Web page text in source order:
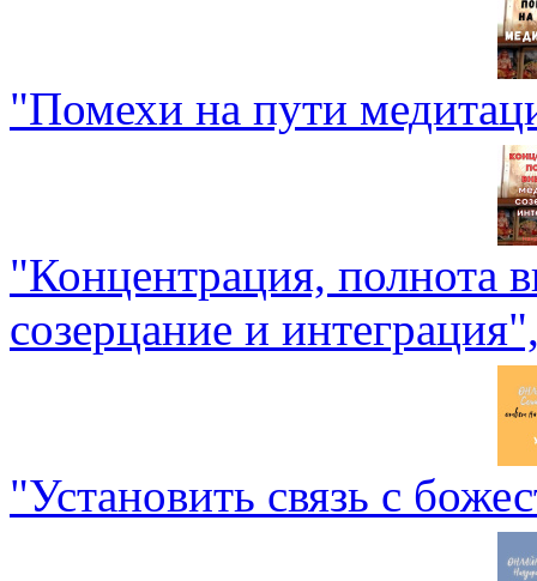
"Помехи на пути
"Концентрация, полнота
созерцание и
"Установить связь с